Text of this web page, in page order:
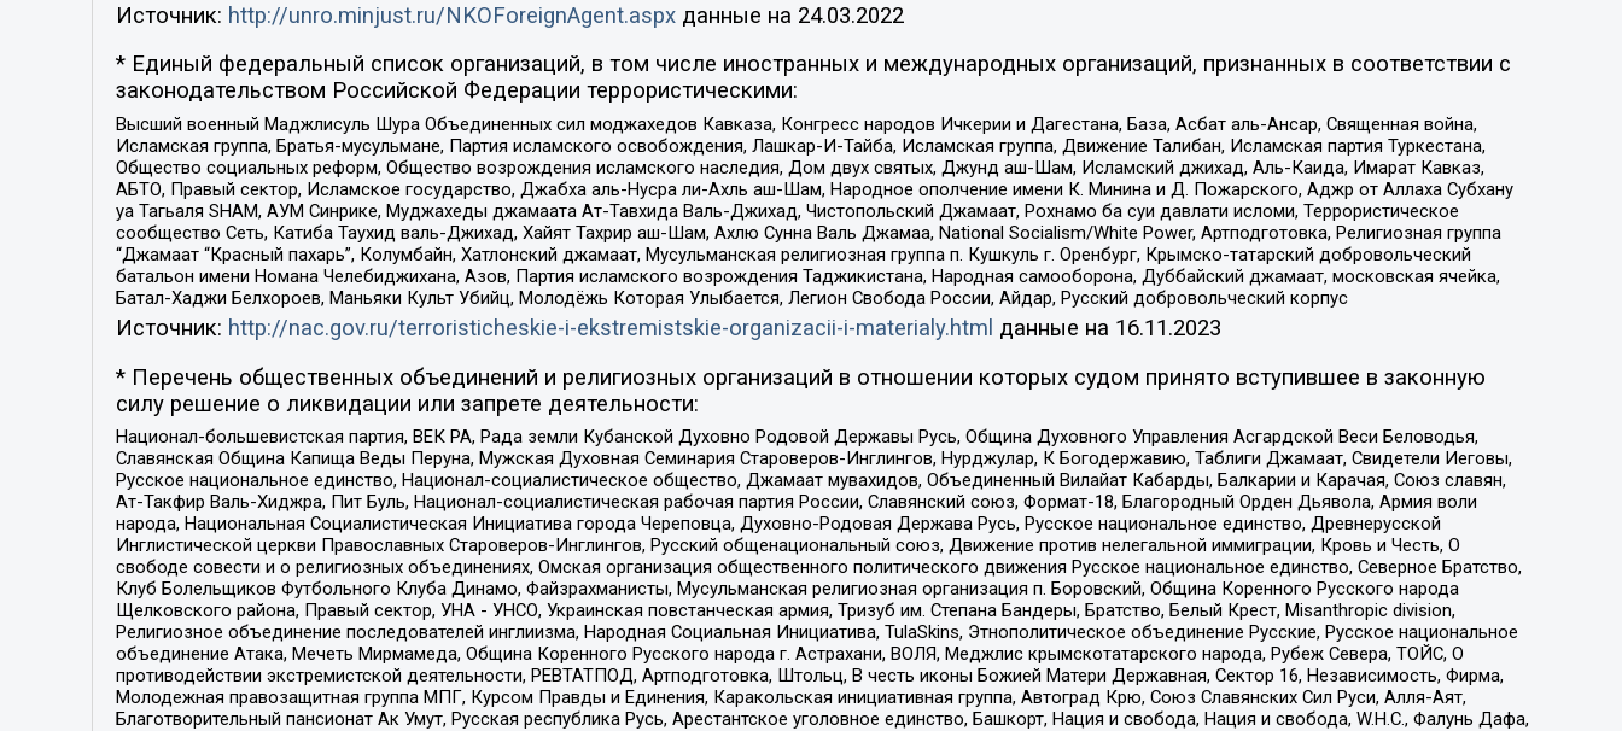
Источник: http://unro.minjust.ru/NKOForeignAgent.aspxданные на 24.03.2022
* Единый федеральный список организаций, в том числе иностранных и международных организаций, признанных в соответствии с
законодательством Российской Федерации террористическими:
Высший военный Маджлисуль Шура Объединенных сил моджахедов Кавказа, Конгресс народов Ичкерии и Дагестана, База, Асбат аль-Ансар, Священная война,
Исламская группа, Братья-мусульмане, Партия исламского освобождения, Лашкар-И-Тайба, Исламская группа, Движение Талибан, Исламская партия Туркестана,
Общество социальных реформ, Общество возрождения исламского наследия, Дом двух святых, Джунд аш-Шам, Исламский джихад, Аль-Каида, Имарат Кавказ,
АБТО, Правый сектор, Исламское государство, Джабха аль-Нусра ли-Ахль аш-Шам, Народное ополчение имени К. Минина и Д. Пожарского, Аджр от Аллаха Субхану
уа Тагьаля SHAM, АУМ Синрике, Муджахеды джамаата Ат-Тавхида Валь-Джихад, Чистопольский Джамаат, Рохнамо ба суи давлати исломи, Террористическое
сообщество Сеть, Катиба Таухид валь-Джихад, Хайят Тахрир аш-Шам, Ахлю Сунна Валь Джамаа, National Socialism/White Power, Артподготовка, Религиозная группа
“Джамаат “Красный пахарь”, Колумбайн, Хатлонский джамаат, Мусульманская религиозная группа п. Кушкуль г. Оренбург, Крымско-татарский добровольческий
батальон имени Номана Челебиджихана, Азов, Партия исламского возрождения Таджикистана, Народная самооборона, Дуббайский джамаат, московская ячейка,
Батал-Хаджи Белхороев, Маньяки Культ Убийц, Молодёжь Которая Улыбается, Легион Свобода России, Айдар, Русский добровольческий корпус
Источник: http://nac.gov.ru/terroristicheskie-i-ekstremistskie-organizacii-i-materialy.html данные на 16.11.2023
* Перечень общественных объединений и религиозных организаций в отношении которых судом принято вступившее в законную
силу решение о ликвидации или запрете деятельности:
Национал-большевистская партия, ВЕК РА, Рада земли Кубанской Духовно Родовой Державы Русь, Община Духовного Управления Асгардской Веси Беловодья,
Славянская Община Капища Веды Перуна, Мужская Духовная Семинария Староверов-Инглингов, Нурджулар, К Богодержавию, Таблиги Джамаат, Свидетели Иеговы,
Русское национальное единство, Национал-социалистическое общество, Джамаат мувахидов, Объединенный Вилайат Кабарды, Балкарии и Карачая, Союз славян,
Ат-Такфир Валь-Хиджра, Пит Буль, Национал-социалистическая рабочая партия России, Славянский союз, Формат-18, Благородный Орден Дьявола, Армия воли
народа, Национальная Социалистическая Инициатива города Череповца, Духовно-Родовая Держава Русь, Русское национальное единство, Древнерусской
Инглистической церкви Православных Староверов-Инглингов, Русский общенациональный союз, Движение против нелегальной иммиграции, Кровь и Честь, О
свободе совести и о религиозных объединениях, Омская организация общественного политического движения Русское национальное единство, Северное Братство,
Клуб Болельщиков Футбольного Клуба Динамо, Файзрахманисты, Мусульманская религиозная организация п. Боровский, Община Коренного Русского народа
Щелковского района, Правый сектор, УНА - УНСО, Украинская повстанческая армия, Тризуб им. Степана Бандеры, Братство, Белый Крест, Misanthropic division,
Религиозное объединение последователей инглиизма, Народная Социальная Инициатива, TulaSkins, Этнополитическое объединение Русские, Русское национальное
объединение Атака, Мечеть Мирмамеда, Община Коренного Русского народа г. Астрахани, ВОЛЯ, Меджлис крымскотатарского народа, Рубеж Севера, ТОЙС, О
противодействии экстремистской деятельности, РЕВТАТПОД, Артподготовка, Штольц, В честь иконы Божией Матери Державная, Сектор 16, Независимость, Фирма,
Молодежная правозащитная группа МПГ, Курсом Правды и Единения, Каракольская инициативная группа, Автоград Крю, Союз Славянских Сил Руси, Алля-Аят,
Благотворительный пансионат Ак Умут, Русская республика Русь, Арестантское уголовное единство, Башкорт, Нация и свобода, Нация и свобода, W.H.С., Фалунь Дафа,